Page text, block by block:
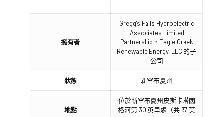
擁有者
Gregg's Falls Hydroelectric
Associates Limited
Partnership，Eagle Creek
Renewable Energy, LLC 的子
公司
狀態 新罕布夏州
地點
位於新罕布夏州皮斯卡塔闊
格河第 30 英里處（共 37 英